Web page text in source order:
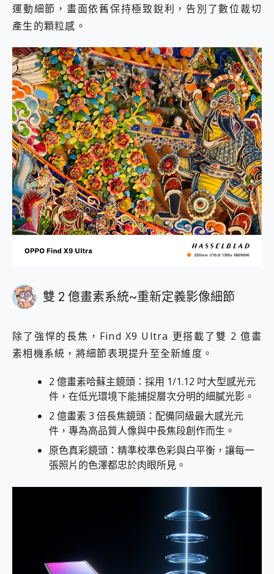
運動細節，畫面依舊保持極致銳利，告別了數位裁切
產生的顆粒感。
雙 2 億畫素系統~重新定義影像細節
除了強悍的長焦，Find X9 Ultra 更搭載了雙 2 億畫
素相機系統，將細節表現提升至全新維度。
2 億畫素哈蘇主鏡頭：採用 1/1.12 吋大型感光元
件，在低光環境下能捕捉層次分明的細膩光影。
2 億畫素 3 倍長焦鏡頭：配備同級最大感光元
件，專為高品質人像與中長焦段創作而生。
原色真彩鏡頭：精準校準色彩與白平衡，讓每一
張照片的色澤都忠於肉眼所見。